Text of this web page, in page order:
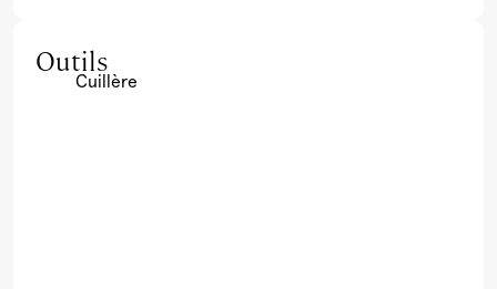
Outils
Cuillère